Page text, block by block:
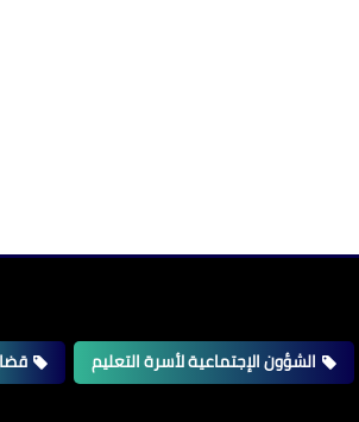
الشؤون الإجتماعية لأسرة التعليم